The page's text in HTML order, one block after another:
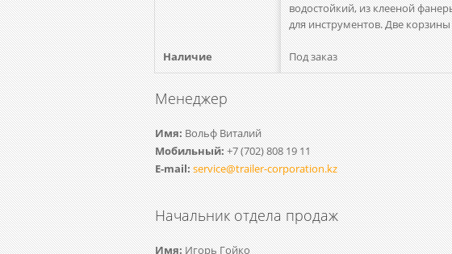
водостойкий, из клееной
для инструментов. Две
Наличие Под заказ
Менеджер
Имя:Вольф Виталий
Мобильный:+7 (702) 808 19 11
Е-mail:service@trailer-corporation.kz
Начальник отдела продаж
Имя:Игорь Гойко